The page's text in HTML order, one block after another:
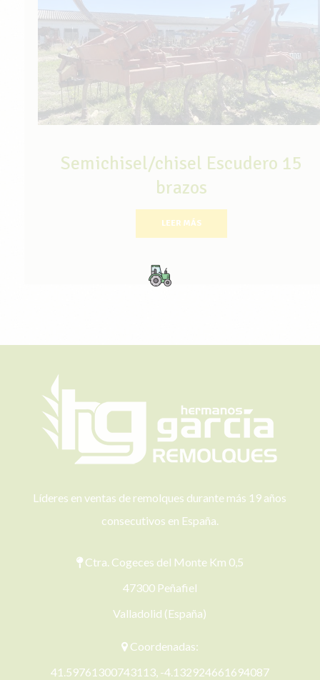
Semichisel/chisel Escudero 15
brazos
LEER MÁS
Líderes en ventas de remolques durante más 19 años
consecutivos en España.
Ctra. Cogeces del Monte Km 0,5
47300 Peñafiel
Valladolid (España)
Coordenadas:
41.59761300743113, -4.132924661694087